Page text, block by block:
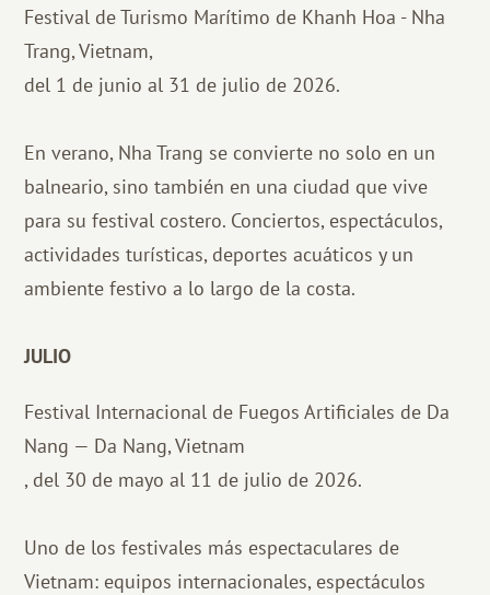
Festival de Turismo Marítimo de Khanh Hoa - Nha
Trang, Vietnam,
del 1 de junio al 31 de julio de 2026.
En verano, Nha Trang se convierte no solo en un
balneario, sino también en una ciudad que vive
para su festival costero. Conciertos, espectáculos,
actividades turísticas, deportes acuáticos y un
ambiente festivo a lo largo de la costa.
JULIO
Festival Internacional de Fuegos Artificiales de Da
Nang — Da Nang, Vietnam
, del 30 de mayo al 11 de julio de 2026.
Uno de los festivales más espectaculares de
Vietnam: equipos internacionales, espectáculos